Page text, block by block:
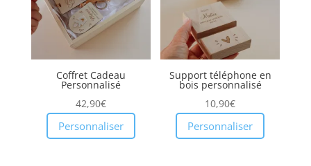
Coffret Cadeau
Personnalisé
42,90€
Personnaliser
Support téléphone en
bois personnalisé
10,90€
Personnaliser